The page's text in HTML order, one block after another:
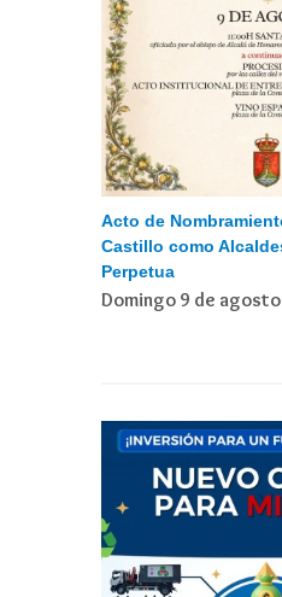
Acto de
Castillo como
Perpetua
Domingo 9 de agosto